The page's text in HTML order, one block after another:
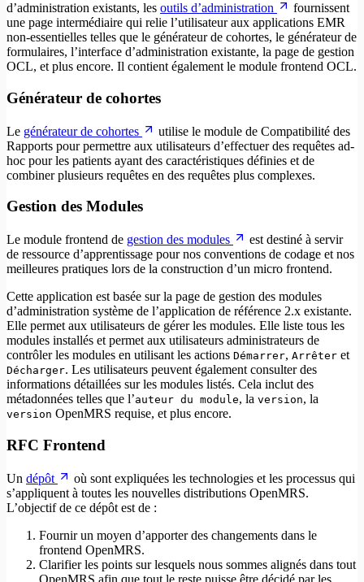
d’administration existants, les outils d’administration
fournissent
une page intermédiaire qui relie l’utilisateur aux applications EMR
non-essentielles telles que le générateur de cohortes, le générateur de
formulaires, l’interface d’administration existante, la page de gestion
OCL, et plus encore. Il contient également le module frontend OCL.
Générateur de cohortes
Le générateur de cohortes
utilise le module de Compatibilité des
Rapports pour permettre aux utilisateurs d’effectuer des requêtes ad-
hoc pour les patients ayant des caractéristiques définies et de
combiner plusieurs requêtes en des requêtes plus complexes.
Gestion des Modules
Le module frontend de gestion des modules
est destiné à servir
de ressource d’apprentissage pour nos conventions de codage et nos
meilleures pratiques lors de la construction d’un micro frontend.
Cette application est basée sur la page de gestion des modules
d’administration système de l’application de référence 2.x existante.
Elle permet aux utilisateurs de gérer les modules. Elle liste tous les
modules installés et permet aux utilisateurs administrateurs de
contrôler les modules en utilisant les actions Démarrer, Arrêter et
Décharger. Les utilisateurs peuvent également consulter des
informations détaillées sur les modules listés. Cela inclut des
métadonnées telles que l’auteur du module, la version, la
version OpenMRS requise, et plus encore.
RFC Frontend
Un dépôt
où sont expliquées les technologies et les processus qui
s’appliquent à toutes les nouvelles distributions OpenMRS.
L’objectif de ce dépôt est de :
Fournir un moyen d’apporter des changements dans le
frontend OpenMRS.
Clarifier les points sur lesquels nous sommes alignés dans tout
OpenMRS afin que tout le reste puisse être décidé par les